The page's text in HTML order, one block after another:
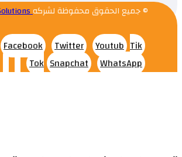
© جميع الحقوق محفوظة لشركهComma Creative Solutions
Facebook Twitter Youtub Tik
Tok Snapchat WhatsApp